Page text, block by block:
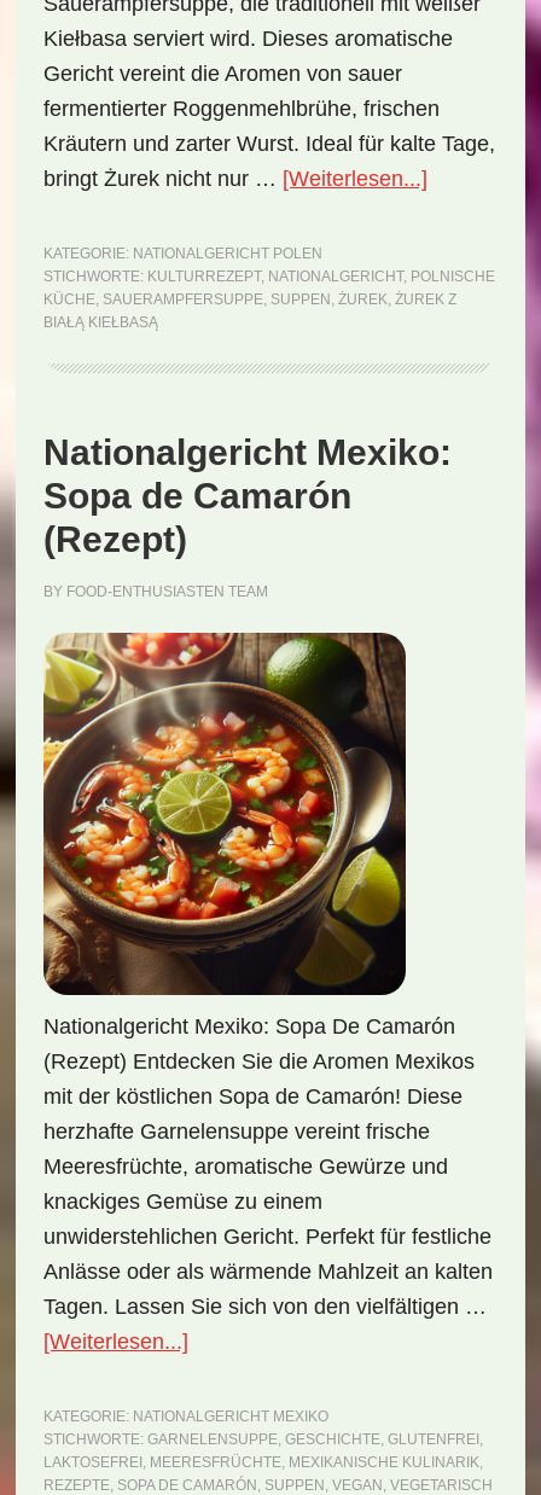
Kiełbasa serviert wird. Dieses aromatische
Gericht vereint die Aromen von sauer
fermentierter Roggenmehlbrühe, frischen
Kräutern und zarter Wurst. Ideal für kalte Tage,
bringt Żurek nicht nur … [Weiterlesen...]
z
KATEGORIE: NATIONALGERICHT POLEN
STICHWORTE: KULTURREZEPT, NATIONALGERICHT, POLNISCHE
KÜCHE, SAUERAMPFERSUPPE, SUPPEN , ŻUREK, ŻUREK Z
BIAŁĄ KIEŁBASĄ
Nationalgericht Mexiko:
Sopa de Camarón
(Rezept)
BY FOOD-ENTHUSIASTEN TEAM
Nationalgericht Mexiko: Sopa De Camarón
(Rezept) Entdecken Sie die Aromen Mexikos
mit der köstlichen Sopa de Camarón! Diese
herzhafte Garnelensuppe vereint frische
Meeresfrüchte, aromatische Gewürze und
knackiges Gemüse zu einem
unwiderstehlichen Gericht. Perfekt für festliche
Anlässe oder als wärmende Mahlzeit an kalten
Tagen. Lassen Sie sich von den vielfältigen …
[Weiterlesen...]ÜberNationalgericht
Sopa
de
Camarón
KATEGORIE: NATIONALGERICHT MEXIKO
STICHWORTE: GARNELENSUPPE, GESCHICHTE, GLUTENFREI ,
LAKTOSEFREI , MEERESFRÜCHTE, MEXIKANISCHE KULINARIK,
REZEPTE, SOPA DE CAMARÓN , SUPPEN , VEGAN , VEGETARISCH